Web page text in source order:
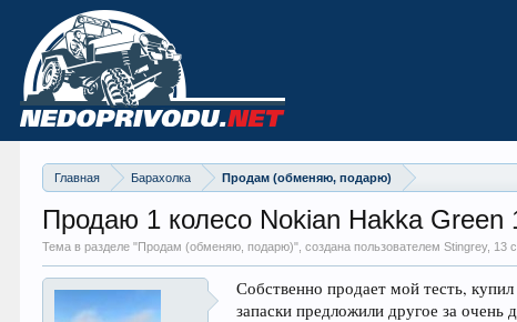
Главная Барахолка Продам (обменяю, подарю)
Продаю 1 колесо Nokian Hakka Green
Тема в разделе "Продам (обменяю, подарю)", создана пользователем Stingrey, 13
Собственно продает мой тесть,
запаски предложили другое за